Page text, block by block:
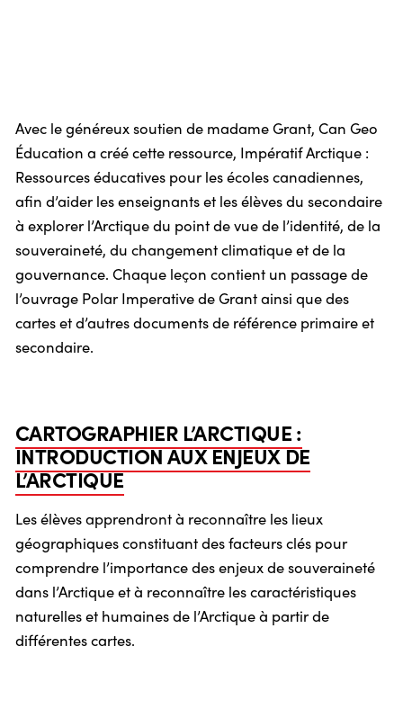
Avec le généreux soutien de madame Grant, Can Geo
Éducation a créé cette ressource, Impératif Arctique :
Ressources éducatives pour les écoles canadiennes,
afin d’aider les enseignants et les élèves du secondaire
à explorer l’Arctique du point de vue de l’identité, de la
souveraineté, du changement climatique et de la
gouvernance. Chaque leçon contient un passage de
l’ouvrage Polar Imperative de Grant ainsi que des
cartes et d’autres documents de référence primaire et
secondaire.
CARTOGRAPHIER L’ARCTIQUE :
INTRODUCTION AUX ENJEUX DE
L’ARCTIQUE
Les élèves apprendront à reconnaître les lieux
géographiques constituant des facteurs clés pour
comprendre l’importance des enjeux de souveraineté
dans l’Arctique et à reconnaître les caractéristiques
naturelles et humaines de l’Arctique à partir de
différentes cartes.